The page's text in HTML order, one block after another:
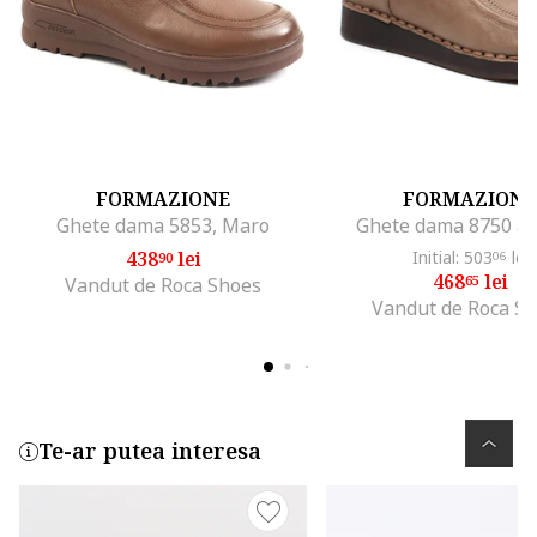
FORMAZIONE
Ghete dama 5853, Maro
43890lei
Vandut de Roca Shoes
FORMAZIONE
Ghete dama 8750
Initial: 50306 lei
46865lei
Vandut de Roca
Te-ar putea interesa